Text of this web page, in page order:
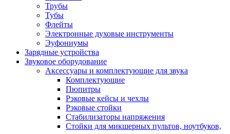
Трубы
Тубы
Флейты
Электронные духовые инструменты
Эуфониумы
Зарядные устройства
Звуковое оборудование
Аксессуары и комплектующие для звука
Комплектующие
Пюпитры
Рэковые кейсы и чехлы
Рэковые стойки
Стабилизаторы напряжения
Стойки для микшерных пультов, ноутбуков,